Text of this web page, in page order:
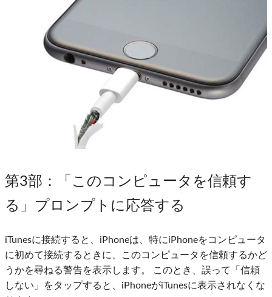
第3部 ：「このコンピュータを信頼す
る」プロンプトに応答する
iTunesに接続すると、iPhoneは、特にiPhoneをコンピュータ
に初めて接続するときに、このコンピュータを信頼するかど
うかを尋ねる警告を表示します。 このとき、誤って「信頼
しない」をタップすると、iPhoneがiTunesに表示されなくな